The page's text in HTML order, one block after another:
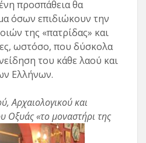
προσπάθεια θα
όσων επιδιώκουν την
της «πατρίδας» και
ωστόσο, που δύσκολα
του κάθε λαού και
Ελλήνων.
Αρχαιολογικού και
Οξυάς «το μοναστήρι της